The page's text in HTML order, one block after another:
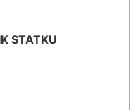
STATKU